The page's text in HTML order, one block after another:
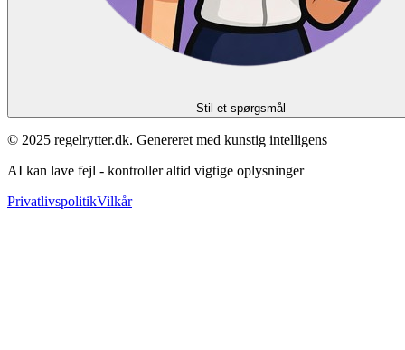
Stil et spørgsmål
© 2025 regelrytter.dk. Genereret med kunstig intelligens
AI kan lave fejl - kontroller altid vigtige oplysninger
PrivatlivspolitikVilkår